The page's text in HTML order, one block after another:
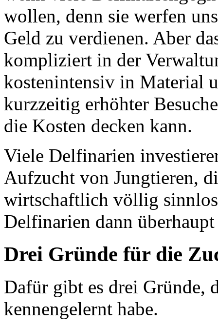
wollen, denn sie werfen
Geld zu verdienen. Aber
kompliziert in der
kostenintensiv in Material
kurzzeitig erhöhter
die Kosten decken kann.
Viele Delfinarien
Aufzucht von Jungtieren,
wirtschaftlich völlig
Delfinarien dann
Drei Gründe für die
Dafür gibt es drei Gründe,
kennengelernt habe.